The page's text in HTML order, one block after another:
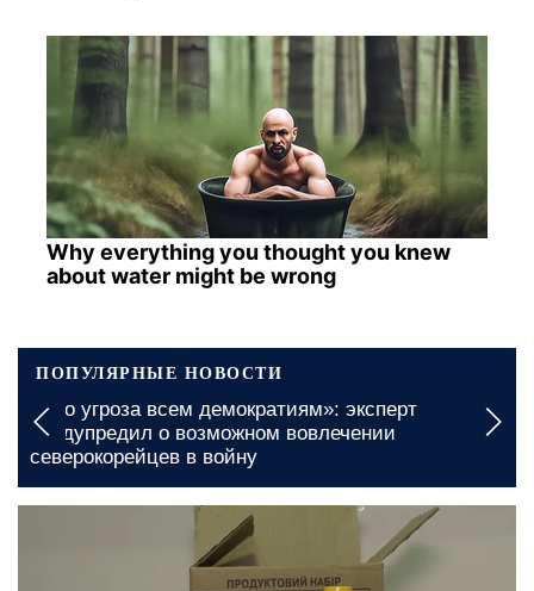
Why everything you thought you knew
about water might be wrong
ПОПУЛЯРНЫЕ НОВОСТИ
Бесплатные продукты для ВПЛ и
Николаевской области: каким образом можно
получить желаемую поддержку